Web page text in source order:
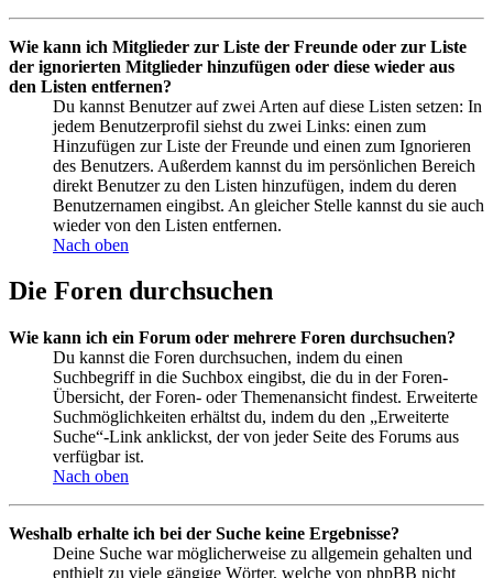
Wie kann ich Mitglieder zur Liste der Freunde oder zur Liste
der ignorierten Mitglieder hinzufügen oder diese wieder aus
den Listen entfernen?
Du kannst Benutzer auf zwei Arten auf diese Listen setzen: In
jedem Benutzerprofil siehst du zwei Links: einen zum
Hinzufügen zur Liste der Freunde und einen zum Ignorieren
des Benutzers. Außerdem kannst du im persönlichen Bereich
direkt Benutzer zu den Listen hinzufügen, indem du deren
Benutzernamen eingibst. An gleicher Stelle kannst du sie auch
wieder von den Listen entfernen.
Nach oben
Die Foren durchsuchen
Wie kann ich ein Forum oder mehrere Foren durchsuchen?
Du kannst die Foren durchsuchen, indem du einen
Suchbegriff in die Suchbox eingibst, die du in der Foren-
Übersicht, der Foren- oder Themenansicht findest. Erweiterte
Suchmöglichkeiten erhältst du, indem du den „Erweiterte
Suche“-Link anklickst, der von jeder Seite des Forums aus
verfügbar ist.
Nach oben
Weshalb erhalte ich bei der Suche keine Ergebnisse?
Deine Suche war möglicherweise zu allgemein gehalten und
enthielt zu viele gängige Wörter, welche von phpBB nicht